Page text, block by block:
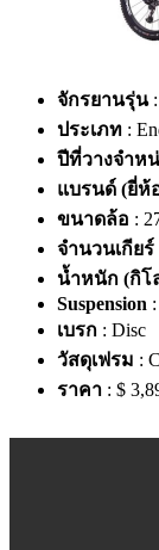
จักรยานรุ่น:
ประเภท :
ปีที่วางจำห
แบรนด์ (ยี่ห้
ขนาดล้อ :
จำนวนเกียร์
น้ำหนัก (กิโ
Suspension
เบรก : Disc
วัสดุเฟรม :
ราคา : $